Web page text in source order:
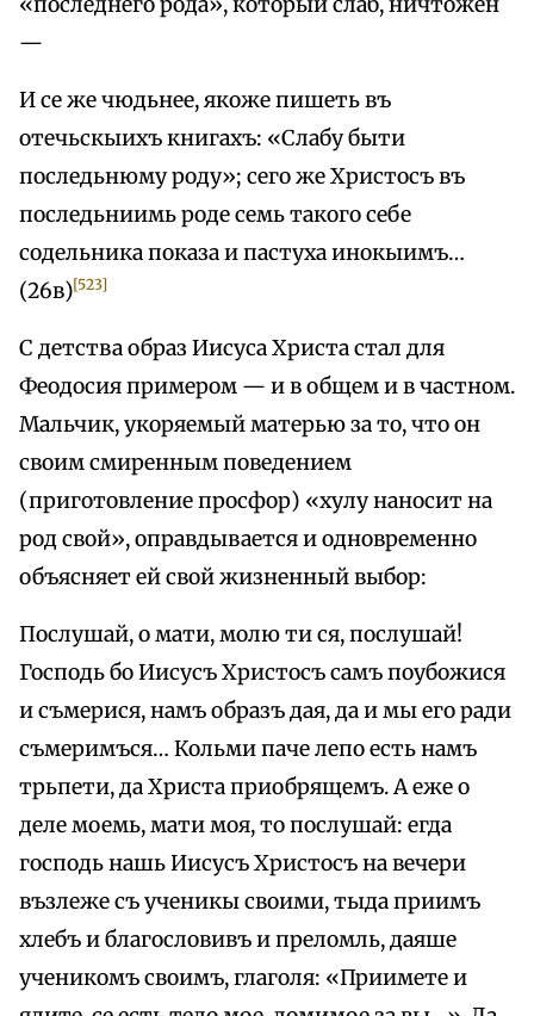
—
И се же чюдьнее, якоже пишеть въ
отечьскыихъ книгахъ: «Слабу быти
последьнюму роду»; сего же Христосъ въ
последьниимь роде семь такого себе
содельника показа и пастуха инокыимъ…
(26в)[523]
С детства образ Иисуса Христа стал для
Феодосия примером — и в общем и в частном.
Мальчик, укоряемый матерью за то, что он
своим смиренным поведением
(приготовление просфор) «хулу наносит на
род свой», оправдывается и одновременно
объясняет ей свой жизненный выбор:
Послушай, о мати, молю ти ся, послушай!
Господь бо Иисусъ Христосъ самъ поубожися
и съмерися, намъ образъ дая, да и мы его ради
съмеримъся… Кольми паче лепо есть намъ
трьпети, да Христа приобрящемъ. А еже о
деле моемь, мати моя, то послушай: егда
господь нашь Иисусъ Христосъ на вечери
възлеже съ ученикы своими, тыда приимъ
хлебъ и благословивъ и преломль, даяше
ученикомъ своимъ, глаголя: «Приимете и